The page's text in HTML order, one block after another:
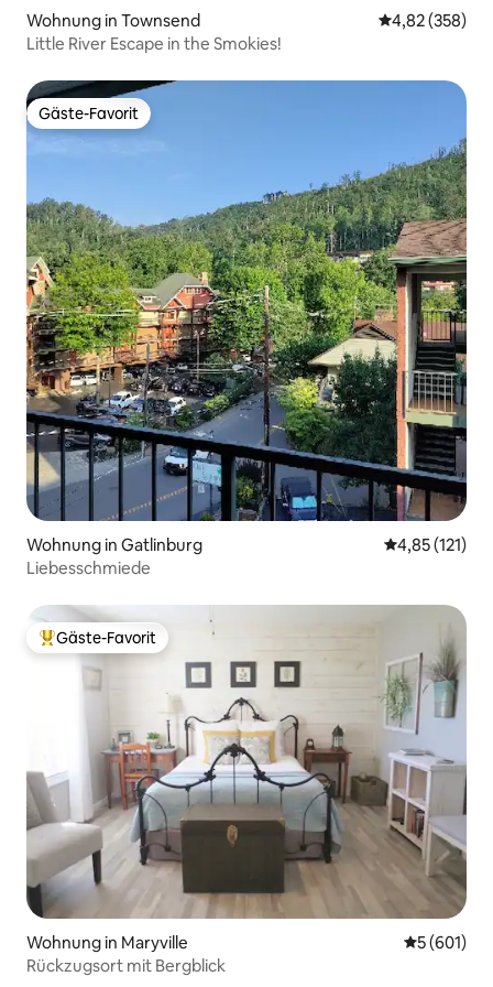
Wohnung in Townsend
4,82 (358)
Little River Escape in the Smokies!
Gäste-Favorit
Gäste-Favorit
Wohnung in Gatlinburg
4,85 (121)
Liebesschmiede
Beliebter Gäste-Favorit.
Gäste-Favorit
Wohnung in Maryville
5 (601)
Rückzugsort mit Bergblick